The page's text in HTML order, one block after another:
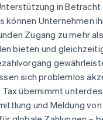
in Betracht
können Unternehmen
Zugang zu mehr
bieten und
sich problemlos
übernimmt
und Meldung von